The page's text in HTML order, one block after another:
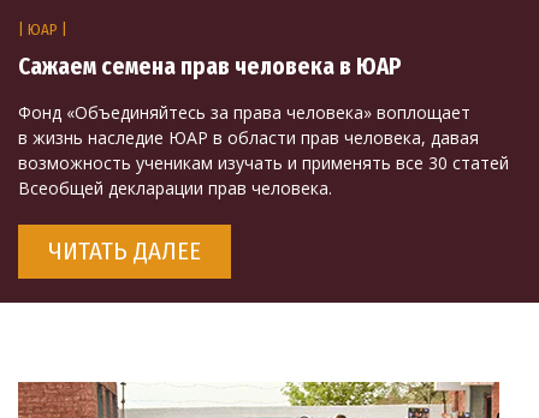
| ЮАР |
Сажаем семена прав человека в ЮАР
Фонд «Объединяйтесь за права человека» воплощает
в жизнь наследие ЮАР в области прав человека, давая
возможность ученикам изучать и применять все 30 статей
Всеобщей декларации прав человека.
ЧИТАТЬ ДАЛЕЕ